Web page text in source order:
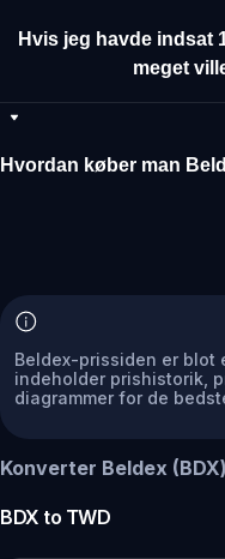
Hvis jeg havde indsat
meget
Hvordan køber man
Beldex-prissiden er blot
indeholder prishistorik,
diagrammer for de
Konverter Beldex
BDX to TWD